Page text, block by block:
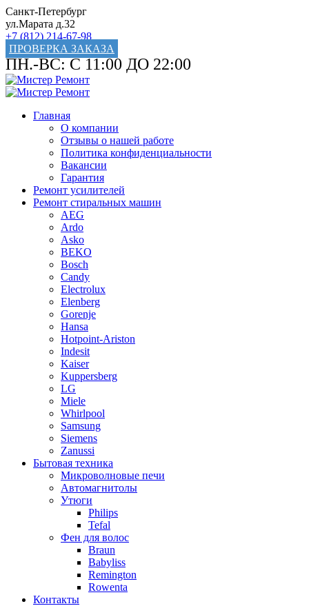
Санкт-Петербург
ул.Марата д.32
+7 (812) 214-67-98
ПРОВЕРКА ЗАКАЗА
ПН.-ВС: С 11:00 ДО 22:00
Главная
О компании
Отзывы о нашей работе
Политика конфиденциальности
Вакансии
Гарантия
Ремонт усилителей
Ремонт стиральных машин
AEG
Ardo
Asko
BEKO
Bosch
Candy
Electrolux
Elenberg
Gorenje
Hansa
Hotpoint-Ariston
Indesit
Kaiser
Kuppersberg
LG
Miele
Whirlpool
Samsung
Siemens
Zanussi
Бытовая техника
Микроволновые печи
Автомагнитолы
Утюги
Philips
Tefal
Фен для волос
Braun
Babyliss
Remington
Rowenta
Контакты